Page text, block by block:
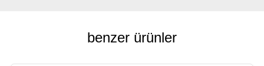
benzer ürünler